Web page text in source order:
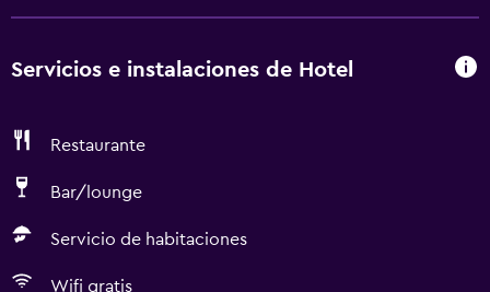
Servicios e instalaciones de Hotel
Restaurante
Bar/lounge
Servicio de habitaciones
Wifi gratis